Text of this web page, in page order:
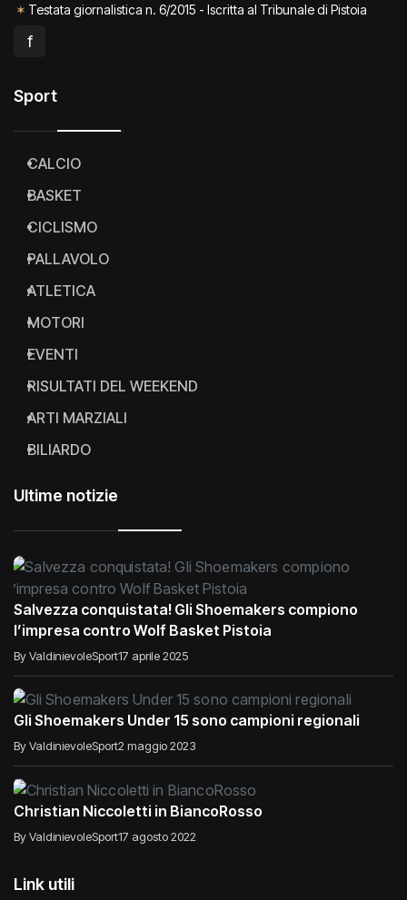
✶ Testata giornalistica n. 6/2015 - Iscritta al Tribunale di Pistoia
f
Sport
CALCIO
BASKET
CICLISMO
PALLAVOLO
ATLETICA
MOTORI
EVENTI
RISULTATI DEL WEEKEND
ARTI MARZIALI
BILIARDO
Ultime notizie
Salvezza conquistata! Gli Shoemakers compiono
l’impresa contro Wolf Basket Pistoia
By ValdinievoleSport17 aprile 2025
Gli Shoemakers Under 15 sono campioni regionali
By ValdinievoleSport2 maggio 2023
Christian Niccoletti in BiancoRosso
By ValdinievoleSport17 agosto 2022
Link utili